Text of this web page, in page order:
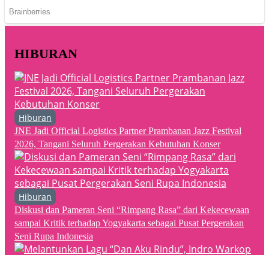
HIBURAN
Hiburan
JNE Jadi Official Logistics Partner Prambanan Jazz Festival
2026, Tangani Seluruh Pergerakan Kebutuhan Konser
Hiburan
Diskusi dan Pameran Seni “Rimpang Rasa” dari Kekecewaan
sampai Kritik terhadap Yogyakarta sebagai Pusat Pergerakan
Seni Rupa Indonesia